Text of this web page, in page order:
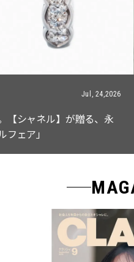
【ICB】人気インフルエン
なる「名品ブラウス」２選